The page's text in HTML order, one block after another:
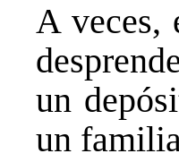
A veces,
un
un